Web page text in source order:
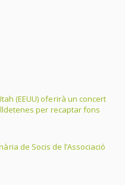
(EEUU) oferirà un concert
per recaptar fons
de Socis de l’Associació